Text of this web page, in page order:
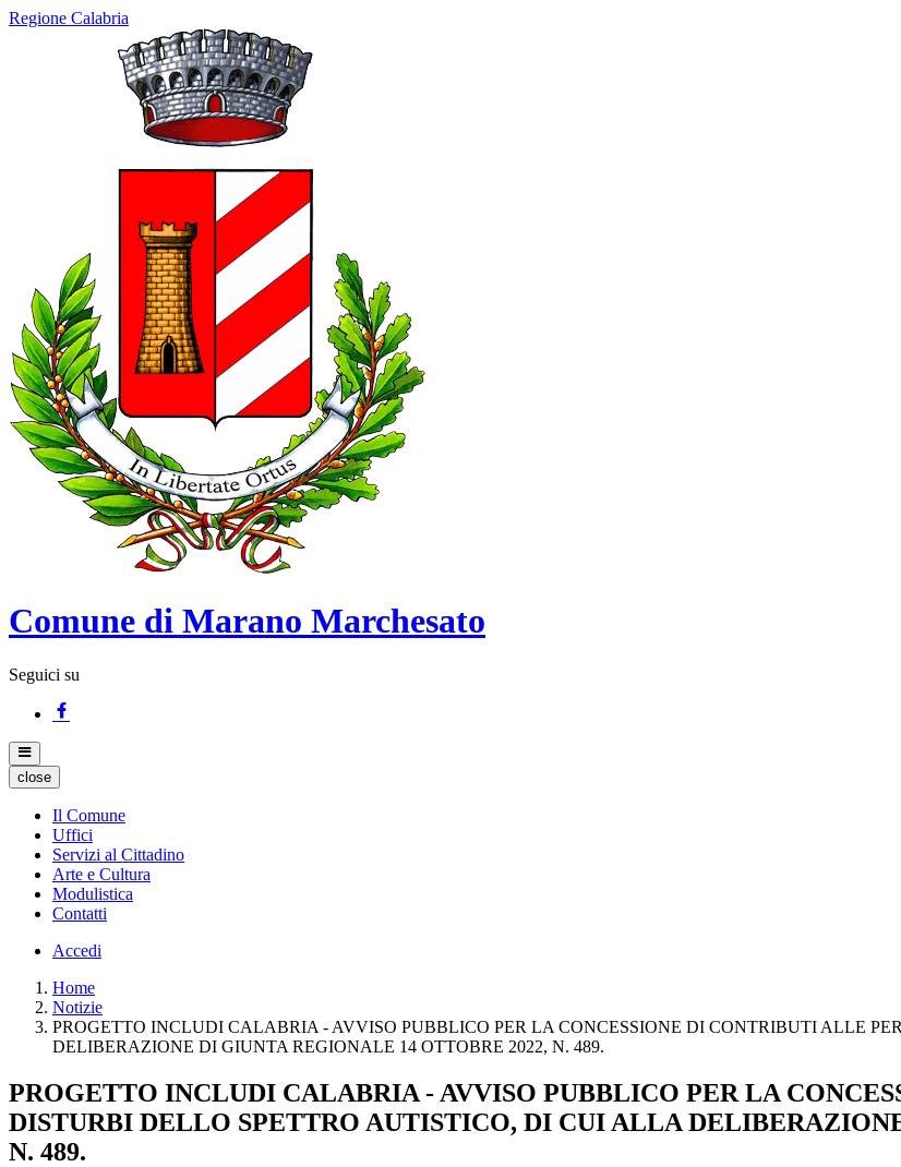
Regione Calabria
Comune di Marano Marchesato
Seguici su
close
Il Comune
Uffici
Servizi al Cittadino
Arte e Cultura
Modulistica
Contatti
Accedi
Home
Notizie
PROGETTO INCLUDI CALABRIA - AVVISO PUBBLICO PER LA CONCESSIONE DI CONTRIBUTI ALLE
DELIBERAZIONE DI GIUNTA REGIONALE 14 OTTOBRE 2022, N. 489.
PROGETTO INCLUDI CALABRIA - AVVISO PUBBLICO PER LA
DISTURBI DELLO SPETTRO AUTISTICO, DI CUI ALLA
N. 489.